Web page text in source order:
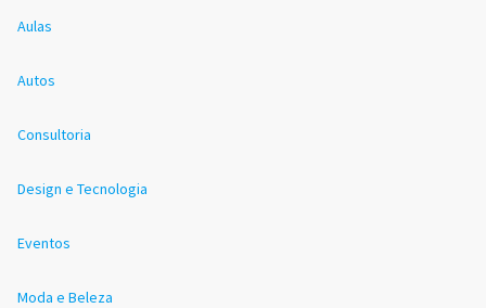
Aulas
Autos
Consultoria
Design e Tecnologia
Eventos
Moda e Beleza